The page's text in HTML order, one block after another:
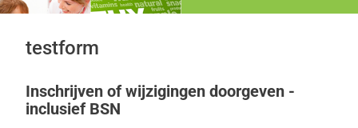
testform
Inschrijven of wijzigingen doorgeven -
inclusief BSN